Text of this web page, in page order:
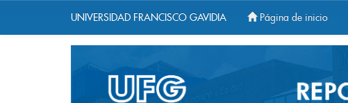
UNIVERSIDAD FRANCISCO GAVIDIA Página de inicio